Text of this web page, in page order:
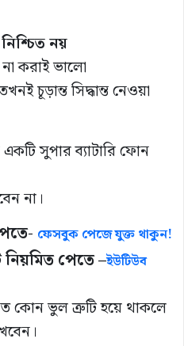
নয়
করাই ভালো
চূড়ান্ত সিদ্ধান্ত নেওয়া
সুপার ব্যাটারি ফোন
না।
ফেসবুক পেজে যুক্ত থাকুন!
পেতে –ইউটিউব
কোন ভুল ত্রুটি হয়ে থাকলে